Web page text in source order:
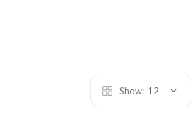
Show: 12